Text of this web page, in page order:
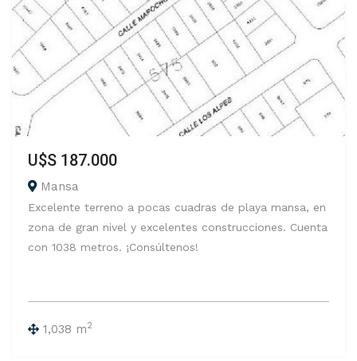
U$S 187.000
Mansa
Excelente terreno a pocas cuadras de playa mansa, en
zona de gran nivel y excelentes construcciones. Cuenta
con 1038 metros. ¡Consúltenos!
1,038 m2